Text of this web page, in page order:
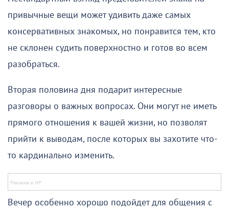
привычные вещи может удивить даже самых
консервативных знакомых, но понравится тем, кто
не склонен судить поверхностно и готов во всем
разобраться.
Вторая половина дня подарит интересные
разговоры о важных вопросах. Они могут не иметь
прямого отношения к вашей жизни, но позволят
прийти к выводам, после которых вы захотите что-
то кардинально изменить.
Вечер особенно хорошо подойдет для общения с